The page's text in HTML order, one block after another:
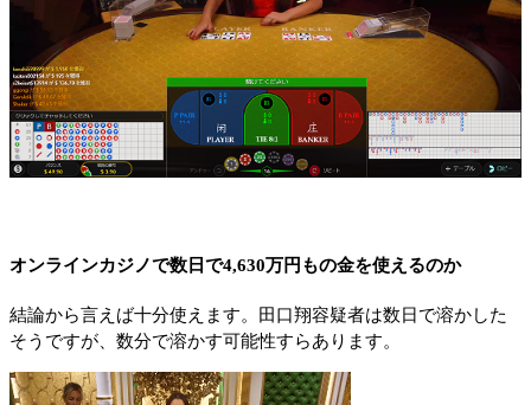
オンラインカジノで数日で4,630万円もの金を使えるのか
結論から言えば十分使えます。田口翔容疑者は数日で溶かした
そうですが、数分で溶かす可能性すらあります。